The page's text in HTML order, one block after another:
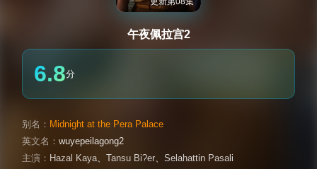
午夜佩拉宫2
6.8分
别名： Midnight at the Pera Palace
英文名： wuyepeilagong2
主演： Hazal Kaya、 Tansu Bi?er、 Selahattin Pasali